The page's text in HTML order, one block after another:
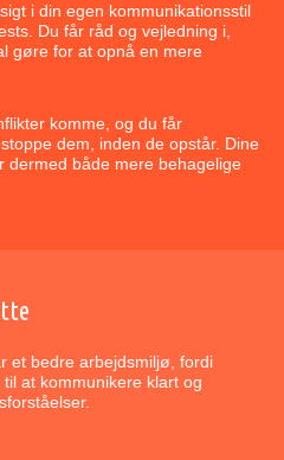
i din egen kommunikationsstil
Du får råd og vejledning i,
gøre for at opnå en mere
komme, og du får
dem, inden de opstår. Dine
dermed både mere behagelige
et bedre arbejdsmiljø, fordi
at kommunikere klart og